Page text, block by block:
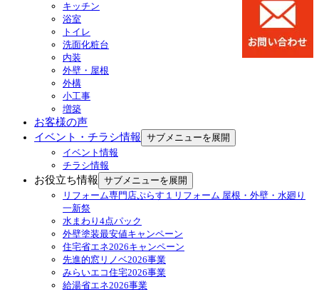
キッチン
浴室
トイレ
洗面化粧台
内装
外壁・屋根
外構
小工事
増築
お客様の声
イベント・チラシ情報 サブメニューを展開
イベント情報
チラシ情報
お役立ち情報 サブメニューを展開
リフォーム専門店ぷらす１リフォーム 屋根・外壁・水廻り
一新祭
水まわり4点パック
外壁塗装最安値キャンペーン
住宅省エネ2026キャンペーン
先進的窓リノベ2026事業
みらいエコ住宅2026事業
給湯省エネ2026事業